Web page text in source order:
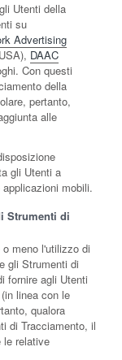
Utenti della
su
Advertising
DAAC
Con questi
della
pertanto,
alle
gli Utenti a
mobili.
Strumenti di
meno l'utilizzo di
gli Strumenti di
fornire agli Utenti
linea con le
qualora
di Tracciamento, il
le relative